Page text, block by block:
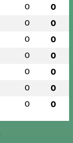
0 0
0 0
0 0
0 0
0 0
0 0
0 0